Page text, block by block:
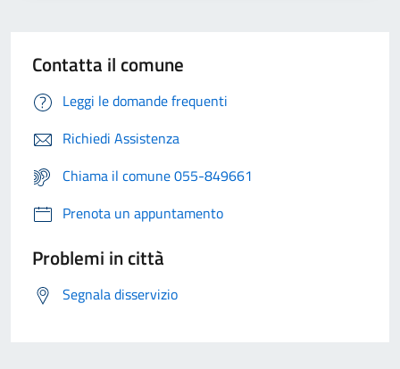
Contatta il comune
Leggi le domande frequenti
Richiedi Assistenza
Chiama il comune 055-849661
Prenota un appuntamento
Problemi in città
Segnala disservizio